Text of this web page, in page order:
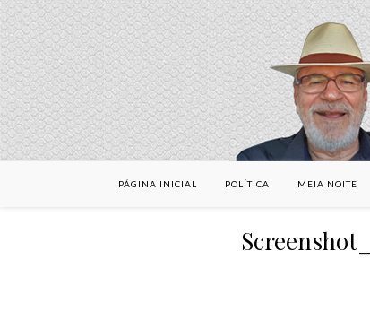
PÁGINA INICIAL POLÍTICA MEIA NOITE